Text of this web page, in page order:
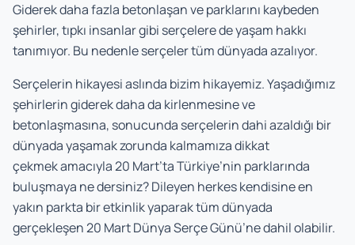
Giderek daha fazla betonlaşan ve parklarını kaybeden
şehirler, tıpkı insanlar gibi serçelere de yaşam hakkı
tanımıyor. Bu nedenle serçeler tüm dünyada azalıyor.
Serçelerin hikayesi aslında bizim hikayemiz. Yaşadığımız
şehirlerin giderek daha da kirlenmesine ve
betonlaşmasına, sonucunda serçelerin dahi azaldığı bir
dünyada yaşamak zorunda kalmamıza dikkat
çekmek amacıyla 20 Mart’ta Türkiye’nin parklarında
buluşmaya ne dersiniz? Dileyen herkes kendisine en
yakın parkta bir etkinlik yaparak tüm dünyada
gerçekleşen 20 Mart Dünya Serçe Günü’ne dahil olabilir.